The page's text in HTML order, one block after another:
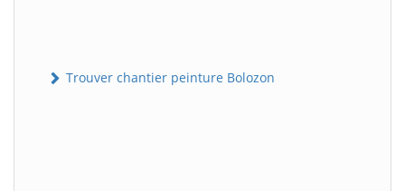
Trouver chantier peinture Bolozon